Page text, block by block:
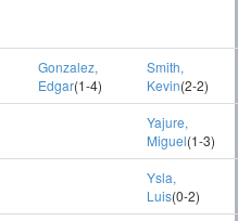
Gonzalez,
Edgar(1-4)
Smith,
Kevin(2-2)
Yajure,
Miguel(1-3)
Ysla,
Luis(0-2)